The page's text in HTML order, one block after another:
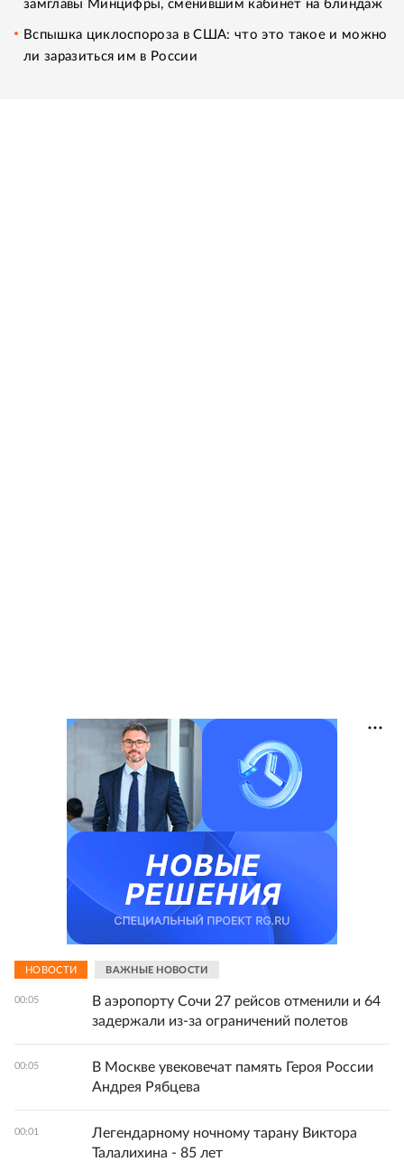
замглавы Минцифры, сменившим кабинет на блиндаж
Вспышка циклоспороза в США: что это такое и можно
ли заразиться им в России
НОВОСТИ ВАЖНЫЕ НОВОСТИ
00:05
В аэропорту Сочи 27 рейсов отменили и 64
задержали из-за ограничений полетов
00:05
В Москве увековечат память Героя России
Андрея Рябцева
00:01
Легендарному ночному тарану Виктора
Талалихина - 85 лет